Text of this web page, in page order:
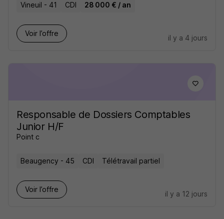
Vineuil - 41 CDI 28 000 € / an
Voir l’offre
il y a 4 jours
Responsable de Dossiers Comptables
Junior H/F
Point c
Beaugency - 45 CDI Télétravail partiel
Voir l’offre
il y a 12 jours